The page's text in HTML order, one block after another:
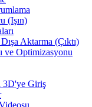
(Işın)
Dışa Aktarma (Çıktı)
ve Optimizasyonu
3D'ye Giriş